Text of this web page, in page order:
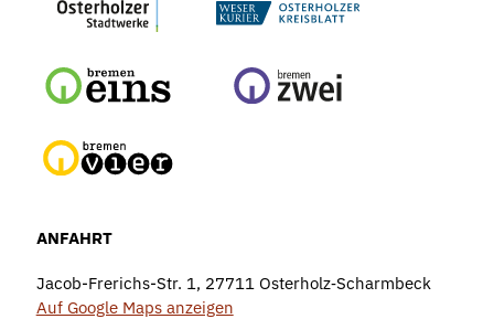
ANFAHRT
Jacob-Frerichs-Str. 1, 27711 Osterholz‑Scharmbeck
Auf Google Maps anzeigen